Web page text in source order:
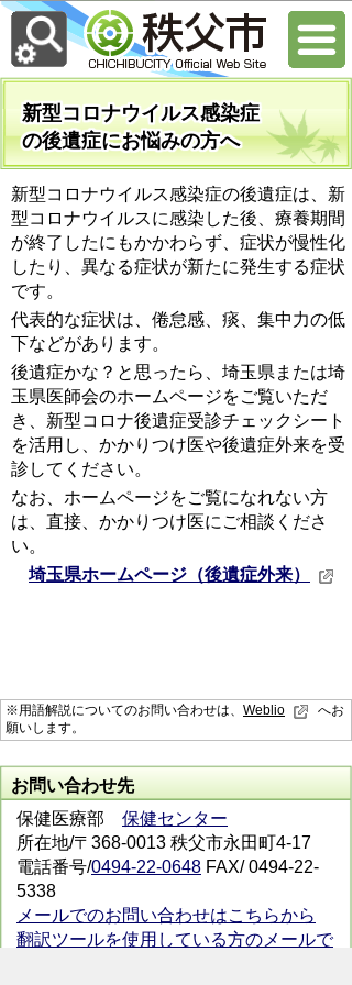
新型コロナウイルス感染症
の後遺症にお悩みの方へ
新型コロナウイルス感染症の後遺症は、新
型コロナウイルスに感染した後、療養期間
が終了したにもかかわらず、症状が慢性化
したり、異なる症状が新たに発生する症状
です。
代表的な症状は、倦怠感、痰、集中力の低
下などがあります。
後遺症かな？と思ったら、埼玉県または埼
玉県医師会のホームページをご覧いただ
き、新型コロナ後遺症受診チェックシート
を活用し、かかりつけ医や後遺症外来を受
診してください。
なお、ホームページをご覧になれない方
は、直接、かかりつけ医にご相談くださ
い。
埼玉県ホームページ（後遺症外来）
※用語解説についてのお問い合わせは、 Weblio
へお
願いします。
お問い合わせ先
保健医療部 保健センター
所在地/〒368-0013 秩父市永田町4-17
電話番号/0494-22-0648 FAX/ 0494-22-
5338
メールでのお問い合わせはこちらから
翻訳ツールを使用している方のメールで